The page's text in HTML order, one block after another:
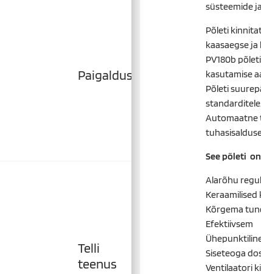
Paigaldus
Telli
teenus
süsteemide
Põleti
kaasaegse
PV180b
kasutamise
Põleti
standarditele.
Automaatne
See põleti
Alarõhu
Kõrgema
Efektiivsem
Siseteoga
Ventilaatori